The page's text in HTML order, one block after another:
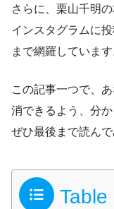
さらに、栗山千明
インスタグラムに
まで網羅しています
この記事一つで、
消できるよう、分
ぜひ最後まで読んで
Table